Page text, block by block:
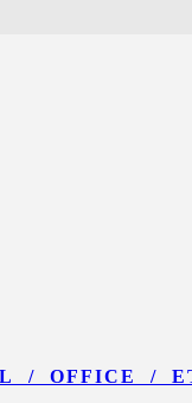
/ OFFICE /